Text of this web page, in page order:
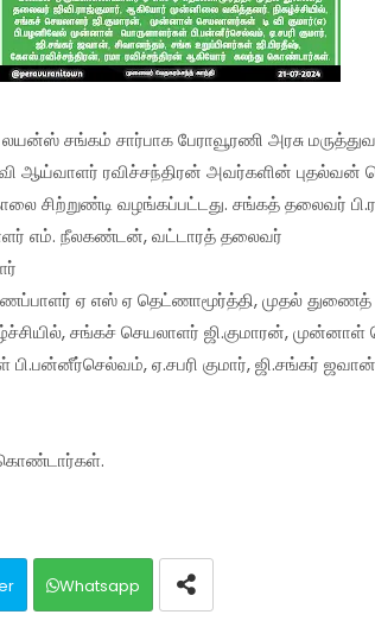
சங்கம் சார்பாக பேராவூரணி அரசு
ஆய்வாளர் ரவிச்சந்திரன் அவர்களின்
சிற்றுண்டி வழங்கப்பட்டது. சங்கத் தலைவர்
எம். நீலகண்டன், வட்டாரத் தலைவர்
ஏ எஸ் ஏ தெட்ணாமூர்த்தி, முதல் துணைத்
சங்கச் செயலாளர் ஜி.குமாரன், முன்னாள்
ஏ.சபரி குமார், ஜி.சங்கர்
கொண்டார்கள்.
Whatsapp